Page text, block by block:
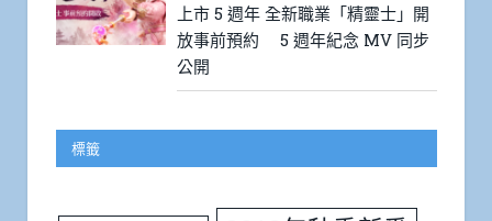
上市 5 週年 全新職業「精靈士」開
放事前預約 5 週年紀念 MV 同步
公開
標籤